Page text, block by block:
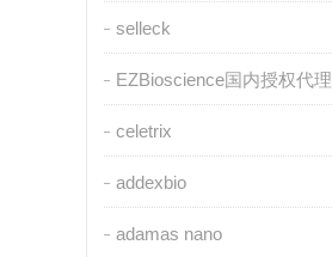
selleck
EZBioscience国内授权代理
celetrix
addexbio
adamas nano